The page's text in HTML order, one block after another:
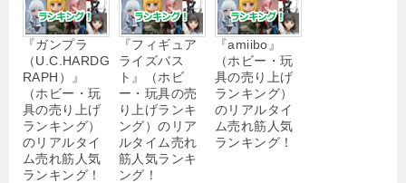
『ガンプラ
（U.C.HARDG
RAPH）』
（ホビー・玩
具の売り上げ
ランキング）
のリアルタイ
ム売れ筋人気
ランキング！
『フィギュア
ライズバス
ト』（ホビ
ー・玩具の売
り上げランキ
ング）のリア
ルタイム売れ
筋人気ランキ
ング！
『amiibo』
（ホビー・玩
具の売り上げ
ランキング）
のリアルタイ
ム売れ筋人気
ランキング！